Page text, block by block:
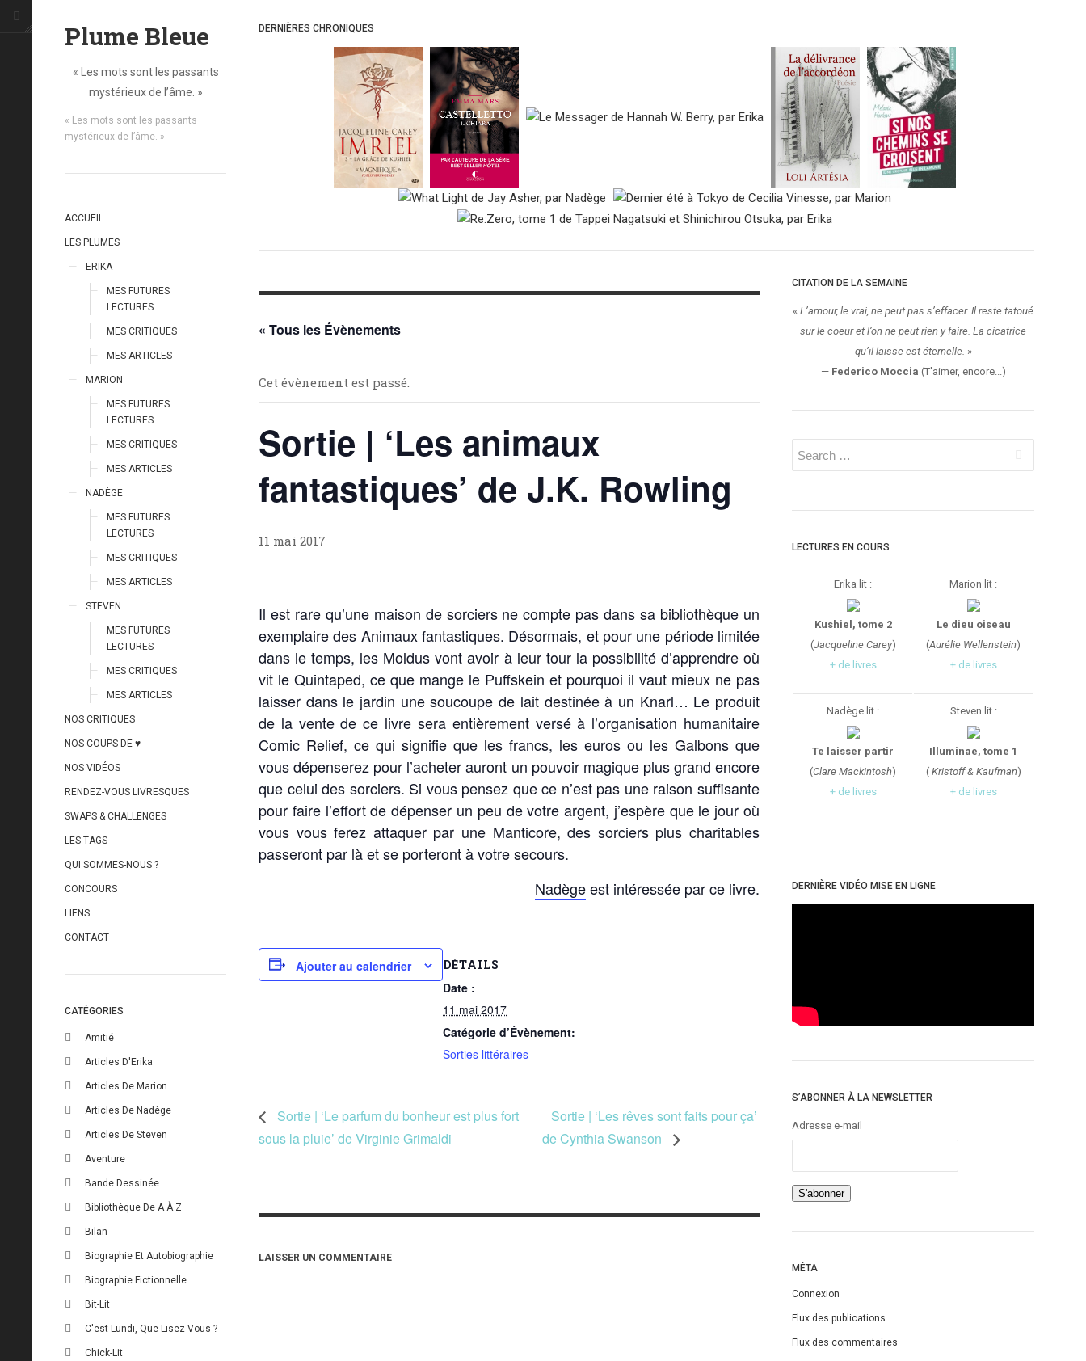
Plume Bleue
« Les mots sont les passants
mystérieux de l’âme. »
« Les mots sont les passants
mystérieux de l’âme. »
ACCUEIL
LES PLUMES
ERIKA
MES FUTURES
LECTURES
MES CRITIQUES
MES ARTICLES
MARION
MES FUTURES
LECTURES
MES CRITIQUES
MES ARTICLES
NADÈGE
MES FUTURES
LECTURES
MES CRITIQUES
MES ARTICLES
STEVEN
MES FUTURES
LECTURES
MES CRITIQUES
MES ARTICLES
NOS CRITIQUES
NOS COUPS DE ♥
NOS VIDÉOS
RENDEZ-VOUS LIVRESQUES
SWAPS & CHALLENGES
LES TAGS
QUI SOMMES-NOUS ?
CONCOURS
LIENS
CONTACT
CATÉGORIES
Amitié
Articles D'Erika
Articles De Marion
Articles De Nadège
Articles De Steven
Aventure
Bande Dessinée
Bibliothèque De A À Z
Bilan
Biographie Et Autobiographie
Biographie Fictionnelle
Bit-Lit
C'est Lundi, Que Lisez-Vous ?
Chick-Lit
DERNIÈRES CHRONIQUES
« Tous les Évènements
Cet évènement est passé.
Sortie | ‘Les animaux
fantastiques’ de J.K. Rowling
11 mai 2017
Il est rare qu’une maison de sorciers ne compte pas dans sa bibliothèque un
exemplaire des Animaux fantastiques. Désormais, et pour une période limitée
dans le temps, les Moldus vont avoir à leur tour la possibilité d’apprendre où
vit le Quintaped, ce que mange le Puffskein et pourquoi il vaut mieux ne pas
laisser dans le jardin une soucoupe de lait destinée à un Knarl… Le produit
de la vente de ce livre sera entièrement versé à l’organisation humanitaire
Comic Relief, ce qui signifie que les francs, les euros ou les Galbons que
vous dépenserez pour l’acheter auront un pouvoir magique plus grand encore
que celui des sorciers. Si vous pensez que ce n’est pas une raison suffisante
pour faire l’effort de dépenser un peu de votre argent, j’espère que le jour où
vous vous ferez attaquer par une Manticore, des sorciers plus charitables
passeront par là et se porteront à votre secours.
Nadègeest intéressée par ce livre.
Ajouter au calendrier DÉTAILS
Date :
11 mai 2017
Catégorie d’Évènement:
Sorties littéraires
Sortie | ‘Le parfum du bonheur est plus fort
sous la pluie’ de Virginie Grimaldi
Sortie | ‘Les rêves sont faits pour ça’
de Cynthia Swanson
LAISSER UN COMMENTAIRE
CITATION DE LA SEMAINE
« L’amour, le vrai, ne peut pas s’effacer. Il reste tatoué
sur le coeur et l’on ne peut rien y faire. La cicatrice
qu’il laisse est éternelle. »
— Federico Moccia (T'aimer, encore...)
LECTURES EN COURS
Erika lit :
Kushiel, tome 2
(Jacqueline Carey)
+ de livres
Marion lit :
Le dieu oiseau
(Aurélie Wellenstein)
+ de livres
Nadège lit :
Te laisser partir
(Clare Mackintosh)
+ de livres
Steven lit :
Illuminae, tome 1
(Kristoff & Kaufman)
+ de livres
DERNIÈRE VIDÉO MISE EN LIGNE
S’ABONNER À LA NEWSLETTER
Adresse e-mail
MÉTA
Connexion
Flux des publications
Flux des commentaires